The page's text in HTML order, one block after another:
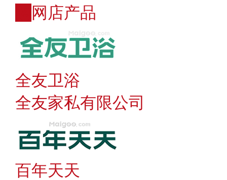
网店产品
全友卫浴
全友家私有限公司
百年天天